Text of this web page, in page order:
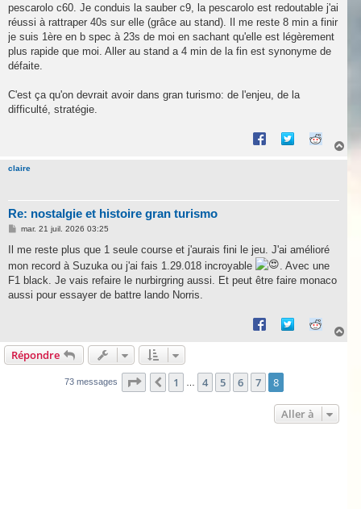
g
pescarolo c60. Je conduis la sauber c9, la pescarolo est redoutable j'ai
réussi à rattraper 40s sur elle (grâce au stand). Il me reste 8 min a finir
je suis 1ère en b spec à 23s de moi en sachant qu'elle est légèrement
plus rapide que moi. Aller au stand a 4 min de la fin est synonyme de
défaite.
C'est ça qu'on devrait avoir dans gran turismo: de l'enjeu, de la
difficulté, stratégie.
claire
Re: nostalgie et histoire gran turismo
M
s
a
g
e
mar. 21 juil. 2026 03:25
Il me reste plus que 1 seule course et j'aurais fini le jeu. J'ai amélioré
mon record à Suzuka ou j'ai fais 1.29.018 incroyable
. Avec une
F1 black. Je vais refaire le nurbirgring aussi. Et peut être faire monaco
aussi pour essayer de battre lando Norris.
Répondre
73 messages Page sur
Précédente
1 … 4 5 6 7 8
Aller à